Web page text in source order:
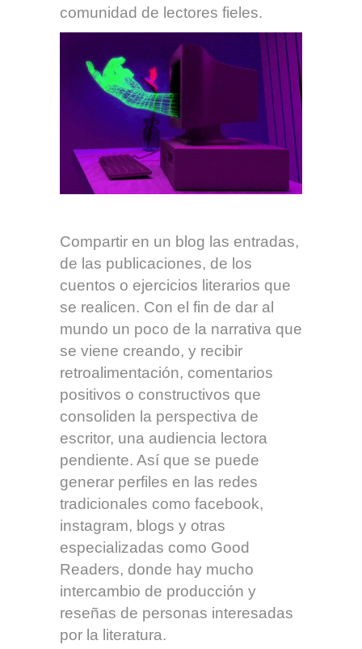
comunidad de lectores fieles.
Compartir en un blog las entradas,
de las publicaciones, de los
cuentos o ejercicios literarios que
se realicen. Con el fin de dar al
mundo un poco de la narrativa que
se viene creando, y recibir
retroalimentación, comentarios
positivos o constructivos que
consoliden la perspectiva de
escritor, una audiencia lectora
pendiente. Así que se puede
generar perfiles en las redes
tradicionales como facebook,
instagram, blogs y otras
especializadas como Good
Readers, donde hay mucho
intercambio de producción y
reseñas de personas interesadas
por la literatura.